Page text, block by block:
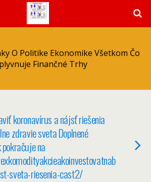
O Politike Ekonomike Všetkom Čo
Finančné Trhy
koronavírus a nájsť riešenia
zdravie sveta Doplnené
na
sveta-riesenia-cast2/